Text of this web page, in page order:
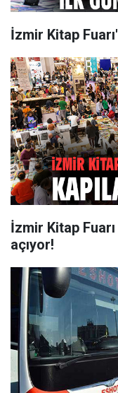
İzmir Kitap
İzmir Kitap
açıyor!